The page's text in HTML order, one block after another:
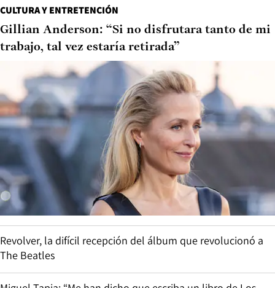
CULTURA Y ENTRETENCIÓN
Gillian Anderson: “Si no disfrutara tanto de mi
trabajo, tal vez estaría retirada”
Revolver, la difícil recepción del álbum que revolucionó a
The Beatles